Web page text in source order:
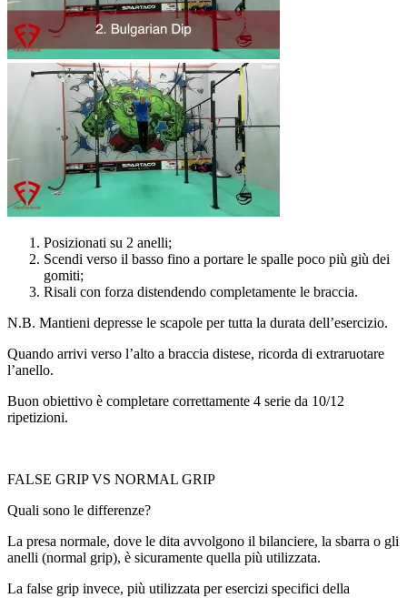
Posizionati su 2 anelli;
Scendi verso il basso fino a portare le spalle poco più giù dei
gomiti;
Risali con forza distendendo completamente le braccia.
N.B. Mantieni depresse le scapole per tutta la durata dell’esercizio.
Quando arrivi verso l’alto a braccia distese, ricorda di extraruotare
l’anello.
Buon obiettivo è completare correttamente 4 serie da 10/12
ripetizioni.
FALSE GRIP VS NORMAL GRIP
Quali sono le differenze?
La presa normale, dove le dita avvolgono il bilanciere, la sbarra o gli
anelli (normal grip), è sicuramente quella più utilizzata.
La false grip invece, più utilizzata per esercizi specifici della